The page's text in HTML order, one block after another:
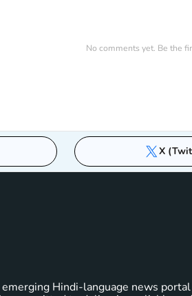
No comments yet. Be the
X
emerging Hindi-language news